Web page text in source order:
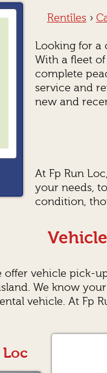
Rentîles ›
Looking for a
With a fleet
complete
service and
new and
At Fp Run
your needs,
condition,
offer vehicle pick-
We know
vehicle. At Fp